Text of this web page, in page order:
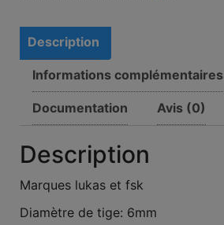
Description
Informations complémentaires
Documentation Avis (0)
Description
Marques lukas et fsk
Diamètre de tige: 6mm